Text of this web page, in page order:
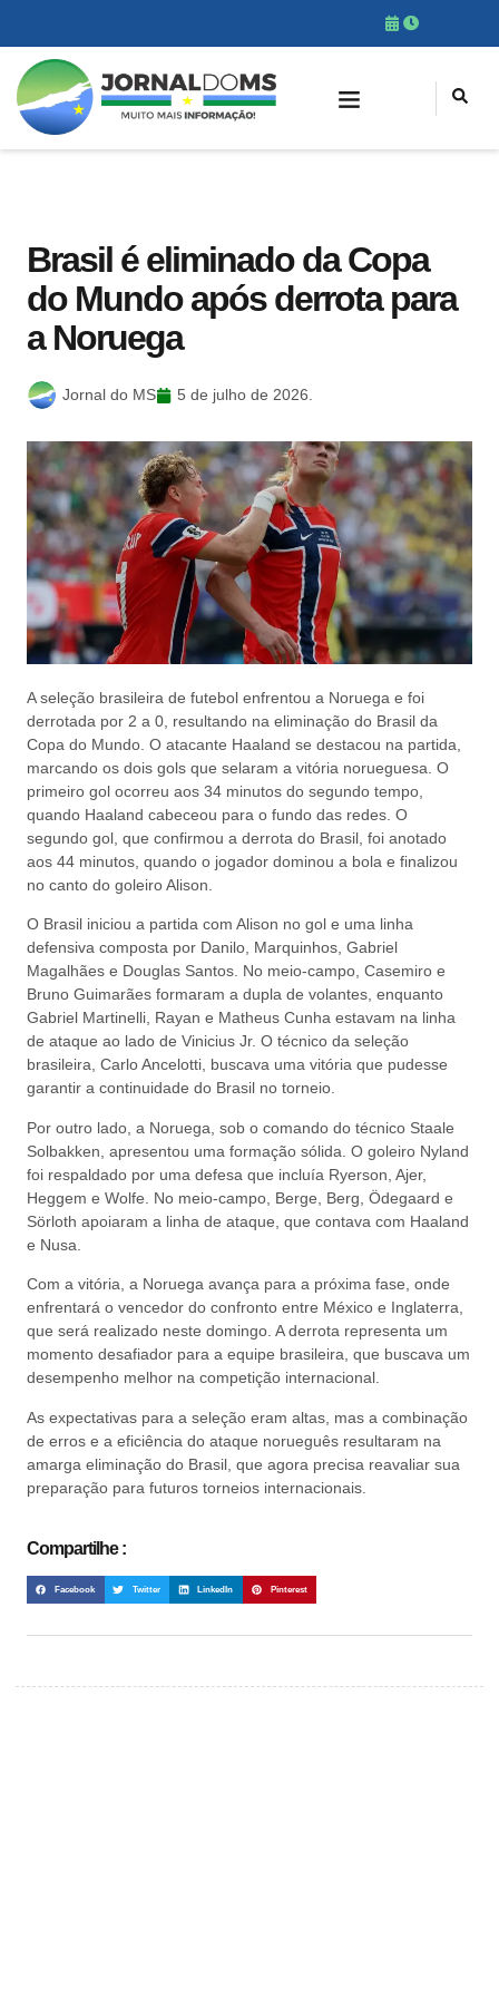
Brasil é eliminado da Copa
do Mundo após derrota para
a Noruega
Jornal do MS 5 de julho de 2026.
A seleção brasileira de futebol enfrentou a Noruega e foi
derrotada por 2 a 0, resultando na eliminação do Brasil da
Copa do Mundo. O atacante Haaland se destacou na partida,
marcando os dois gols que selaram a vitória norueguesa. O
primeiro gol ocorreu aos 34 minutos do segundo tempo,
quando Haaland cabeceou para o fundo das redes. O
segundo gol, que confirmou a derrota do Brasil, foi anotado
aos 44 minutos, quando o jogador dominou a bola e finalizou
no canto do goleiro Alison.
O Brasil iniciou a partida com Alison no gol e uma linha
defensiva composta por Danilo, Marquinhos, Gabriel
Magalhães e Douglas Santos. No meio-campo, Casemiro e
Bruno Guimarães formaram a dupla de volantes, enquanto
Gabriel Martinelli, Rayan e Matheus Cunha estavam na linha
de ataque ao lado de Vinicius Jr. O técnico da seleção
brasileira, Carlo Ancelotti, buscava uma vitória que pudesse
garantir a continuidade do Brasil no torneio.
Por outro lado, a Noruega, sob o comando do técnico Staale
Solbakken, apresentou uma formação sólida. O goleiro Nyland
foi respaldado por uma defesa que incluía Ryerson, Ajer,
Heggem e Wolfe. No meio-campo, Berge, Berg, Ödegaard e
Sörloth apoiaram a linha de ataque, que contava com Haaland
e Nusa.
Com a vitória, a Noruega avança para a próxima fase, onde
enfrentará o vencedor do confronto entre México e Inglaterra,
que será realizado neste domingo. A derrota representa um
momento desafiador para a equipe brasileira, que buscava um
desempenho melhor na competição internacional.
As expectativas para a seleção eram altas, mas a combinação
de erros e a eficiência do ataque norueguês resultaram na
amarga eliminação do Brasil, que agora precisa reavaliar sua
preparação para futuros torneios internacionais.
Compartilhe :
Facebook Twitter LinkedIn Pinterest